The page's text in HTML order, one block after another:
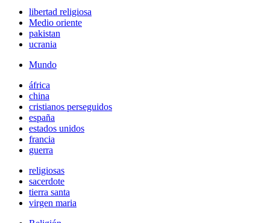
libertad religiosa
Medio oriente
pakistan
ucrania
Mundo
áfrica
china
cristianos perseguidos
españa
estados unidos
francia
guerra
religiosas
sacerdote
tierra santa
virgen maria